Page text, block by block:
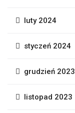
luty 2024
styczeń 2024
grudzień 2023
listopad 2023